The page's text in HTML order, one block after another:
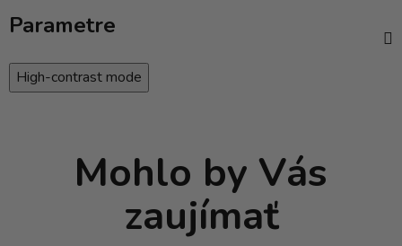
Parametre
High-contrast mode
Mohlo by Vás
zaujímať